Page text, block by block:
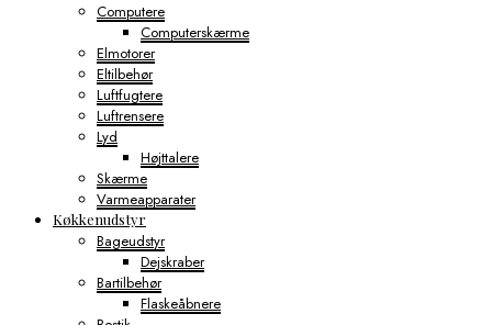
Computere
Computerskærme
Elmotorer
Eltilbehør
Luftfugtere
Luftrensere
Lyd
Højttalere
Skærme
Varmeapparater
Køkkenudstyr
Bageudstyr
Dejskraber
Bartilbehør
Flaskeåbnere